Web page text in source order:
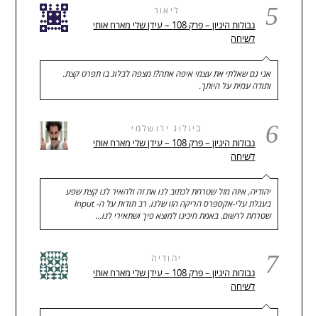
5 ליאור
גבולות היגיון – פרק 108 – עידן שלי מארח אותי
לשיחה
אני גם שאלתי את עצמי איפה אתה?! מצפה לבלוג בו תפרט קצת.
ותודה עמית על היותך.
6 ביולוג ירושלמי
גבולות היגיון – פרק 108 – עידן שלי מארח אותי
לשיחה
יהודיה, איזה מזל שטרחת לכתוב לנו את זה ולהאיר לנו קצת שפע
בעגלת עלי-אקספרס הריקה הזו שלנו. רב תודות על ה- Input
שטרחת לרשום. באמת חיכינו למוצא פיך ושתאירי לנו…
7 יהודיה
גבולות היגיון – פרק 108 – עידן שלי מארח אותי
לשיחה